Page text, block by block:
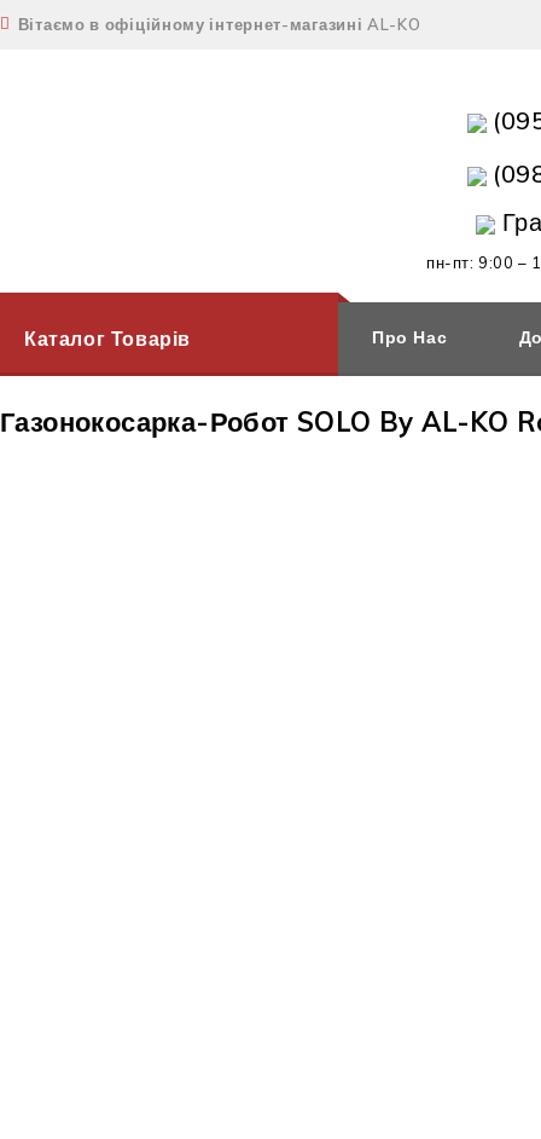
Вітаємо в офіційному інтернет-магазині AL-KO
пн-пт: 9:00 –
Каталог Товарів Про Нас
Газонокосарка-Робот SOLO By AL-KO